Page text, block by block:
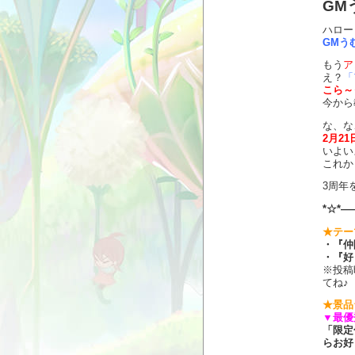
GM
ハロー
GMう
もう
え？
こら
今か
な、
2月21
いよ
これ
3周年
★テ
・『
・『
※投稿
てね♪
★景
▼最優
「限
らお